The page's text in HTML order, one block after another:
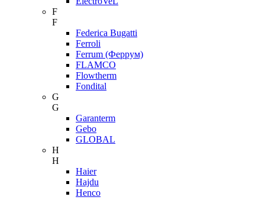
F
F
Federica Bugatti
Ferroli
Ferrum (Феррум)
FLAMCO
Flowtherm
Fondital
G
G
Garanterm
Gebo
GLOBAL
H
H
Haier
Hajdu
Henco